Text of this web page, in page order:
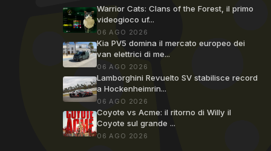
Warrior Cats: Clans of the Forest, il primo
videogioco uf...
06 AGO 2026
Kia PV5 domina il mercato europeo dei
van elettrici di me...
06 AGO 2026
Lamborghini Revuelto SV stabilisce record
a Hockenheimrin...
06 AGO 2026
Coyote vs Acme: il ritorno di Willy il
Coyote sul grande ...
06 AGO 2026